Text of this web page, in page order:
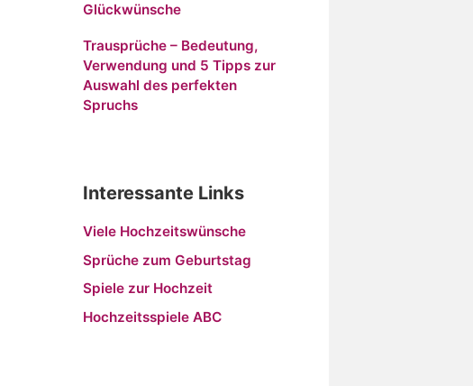
Glückwünsche
Trausprüche – Bedeutung,
Verwendung und 5 Tipps zur
Auswahl des perfekten
Spruchs
Interessante Links
Viele Hochzeitswünsche
Sprüche zum Geburtstag
Spiele zur Hochzeit
Hochzeitsspiele ABC